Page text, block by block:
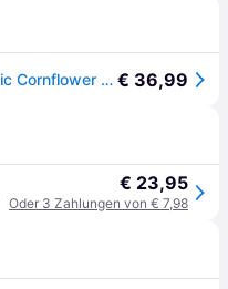
Handtuch JOOP "Handtuch Classic Cornflower 1er Pack", beige (creme), B:50cm, Obermaterial: 100% Baumwolle CO., Handtücher, Handtuch € 36,99
€ 23,95
Oder 3 Zahlungen von € 7,98